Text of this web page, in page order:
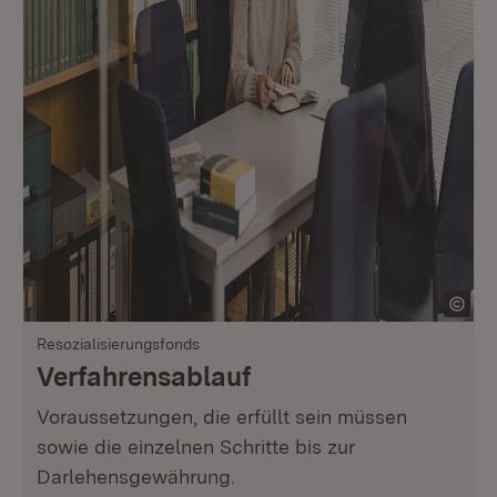
Resozialisierungsfonds
Verfahrensablauf
Voraussetzungen, die erfüllt sein müssen
sowie die einzelnen Schritte bis zur
Darlehensgewährung.